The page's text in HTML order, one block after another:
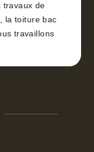
travaux de
la toiture bac
travaillons